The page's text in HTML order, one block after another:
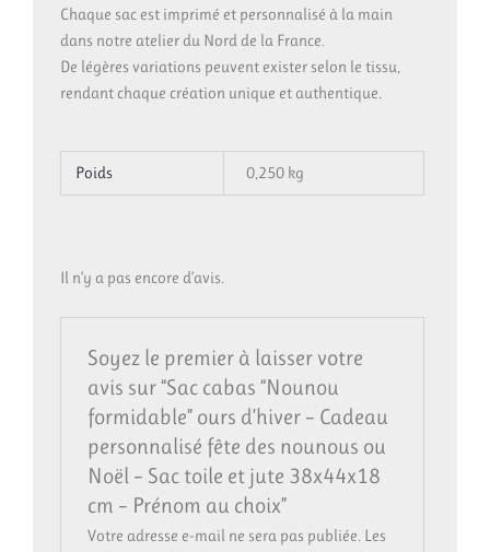
Chaque sac est imprimé et personnalisé à la main
dans notre atelier du Nord de la France.
De légères variations peuvent exister selon le tissu,
rendant chaque création unique et authentique.
Poids 0,250 kg
Il n’y a pas encore d’avis.
Soyez le premier à laisser votre
avis sur “Sac cabas “Nounou
formidable” ours d’hiver – Cadeau
personnalisé fête des nounous ou
Noël – Sac toile et jute 38x44x18
cm – Prénom au choix”
Votre adresse e-mail ne sera pas publiée. Les